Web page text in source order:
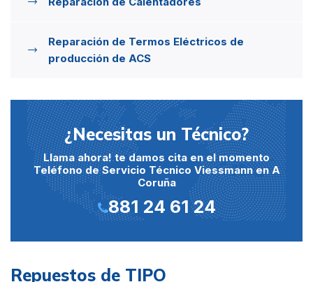
Reparación de Termos Eléctricos de
producción de ACS
¿Necesitas un Técnico?
Llama ahora! te damos cita en el momento
Teléfono de Servicio Técnico Viessmann en A
Coruña
881 24 61 24
Repuestos de TIPO